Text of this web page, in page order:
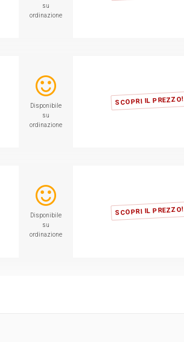
su
ordinazione
SCOPRI IL PREZZO!
Disponibile
su
ordinazione
SCOPRI IL PREZZO!
Disponibile
su
ordinazione